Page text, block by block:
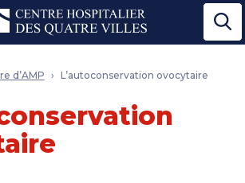
d’AMP L’autoconservation ovocytaire